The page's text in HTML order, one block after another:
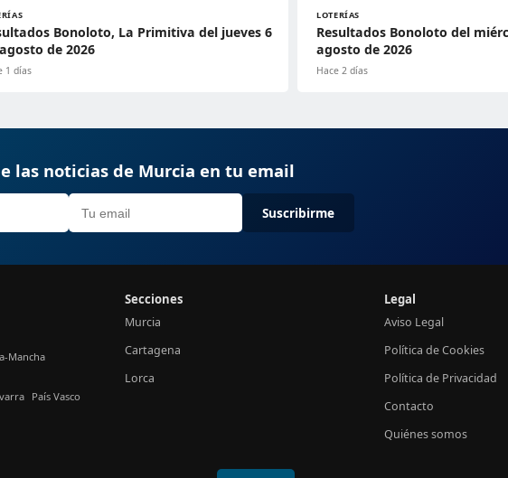
Bonoloto, La Primitiva del jueves 6
de 2026
1 días
LOTERÍAS
Resultados Bonoloto del
agosto de 2026
Hace 2 días
las noticias de Murcia en tu email
Suscribirme
Mancha
País Vasco
Secciones
Murcia
Cartagena
Lorca
Legal
Aviso Legal
Política de Cookies
Política de Privacidad
Contacto
Quiénes somos